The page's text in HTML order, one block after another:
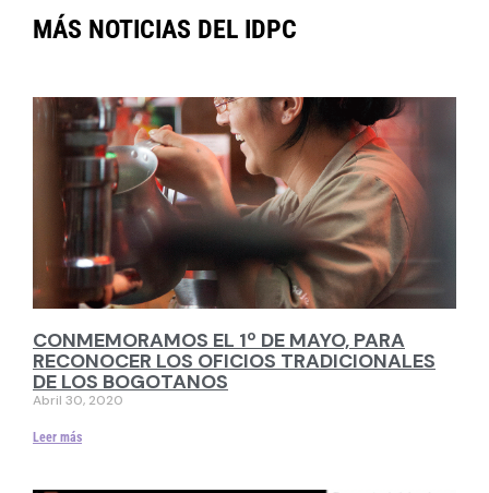
MÁS NOTICIAS DEL IDPC
CONMEMORAMOS EL 1º DE MAYO, PARA
RECONOCER LOS OFICIOS TRADICIONALES
DE LOS BOGOTANOS
Abril 30, 2020
Leer más